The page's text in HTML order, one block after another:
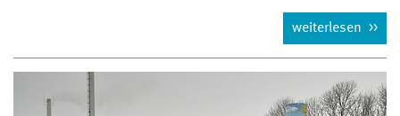
weiterlesen